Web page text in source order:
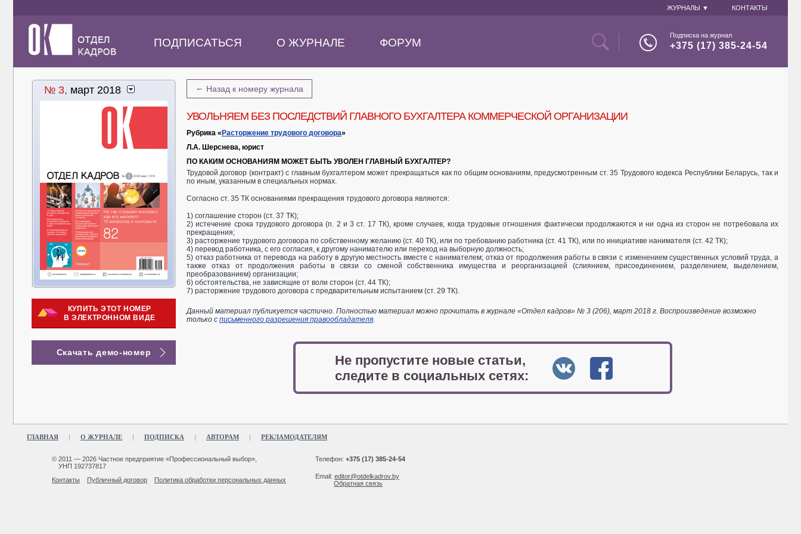
ЖУРНАЛЫ ▼ КОНТАКТЫ
ПОДПИСАТЬСЯ О ЖУРНАЛЕ ФОРУМ
Подписка на журнал
+375 (17) 385-24-54
№ 3, март 2018
КУПИТЬ ЭТОТ НОМЕР
В ЭЛЕКТРОННОМ ВИДЕ
Скачать демо-номер
← Назад к номеру журнала
УВОЛЬНЯЕМ БЕЗ ПОСЛЕДСТВИЙ ГЛАВНОГО БУХГАЛТЕРА КОММЕРЧЕСКОЙ ОРГАНИЗАЦИИ
Рубрика « Расторжение трудового договора»
Л.А. Шерснева, юрист
ПО КАКИМ ОСНОВАНИЯМ МОЖЕТ БЫТЬ УВОЛЕН ГЛАВНЫЙ БУХГАЛТЕР?
Трудовой договор (контракт) с главным бухгалтером может прекращаться как по общим основаниям, предусмотренным ст. 35 Трудового кодекса Республики Беларусь, так и
по иным, указанным в специальных нормах.
Согласно ст. 35 ТК основаниями прекращения трудового договора являются:
1) соглашение сторон (ст. 37 ТК);
2) истечение срока трудового договора (п. 2 и 3 ст. 17 ТК), кроме случаев, когда трудовые отношения фактически продолжаются и ни одна из сторон не потребовала их
прекращения;
3) расторжение трудового договора по собственному желанию (ст. 40 ТК), или по требованию работника (ст. 41 ТК), или по инициативе нанимателя (ст. 42 ТК);
4) перевод работника, с его согласия, к другому нанимателю или переход на выборную должность;
5) отказ работника от перевода на работу в другую местность вместе с нанимателем; отказ от продолжения работы в связи с изменением существенных условий труда, а
также отказ от продолжения работы в связи со сменой собственника имущества и реорганизацией (слиянием, присоединением, разделением, выделением,
преобразованием) организации;
6) обстоятельства, не зависящие от воли сторон (ст. 44 ТК);
7) расторжение трудового договора с предварительным испытанием (ст. 29 ТК).
Данный материал публикуется частично. Полностью материал можно прочитать в журнале «Отдел кадров» № 3 (206), март 2018 г. Воспроизведение возможно
только с письменного разрешения правообладателя.
Не пропустите новые статьи,
следите в социальных сетях:
ГЛАВНАЯ О ЖУРНАЛЕ ПОДПИСКА АВТОРАМ РЕКЛАМОДАТЕЛЯМ
© 2011 — 2026 Частное предприятие «Профессиональный выбор»,
УНП 192737817
Контакты
Публичный договор Политика обработки персональных данных
Телефон: +375 (17) 385-24-54
Email: editor@otdelkadrov.by
Обратная связь